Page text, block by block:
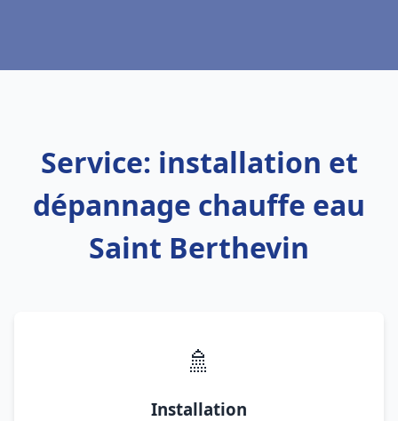
Service: installation et
dépannage chauffe eau
Saint Berthevin
🚿
Installation